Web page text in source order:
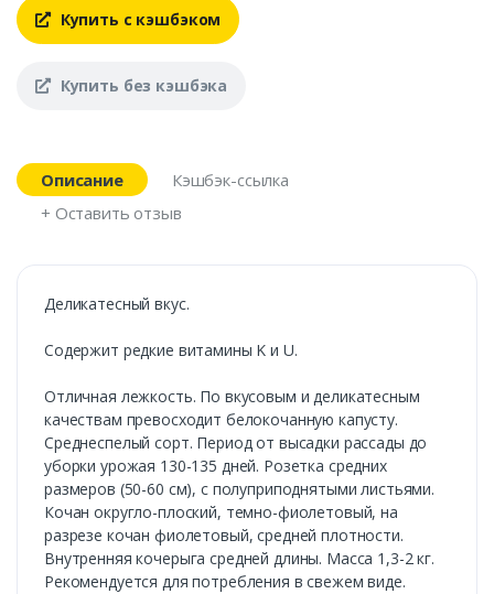
Купить с кэшбэком
Купить без кэшбэка
Описание
Кэшбэк-ссылка
+ Оставить отзыв
Деликатесный вкус.
Содержит редкие витамины K и U.
Отличная лежкость. По вкусовым и деликатесным
качествам превосходит белокочанную капусту.
Среднеспелый сорт. Период от высадки рассады до
уборки урожая 130-135 дней. Розетка средних
размеров (50-60 см), с полуприподнятыми листьями.
Кочан округло-плоский, темно-фиолетовый, на
разрезе кочан фиолетовый, средней плотности.
Внутренняя кочерыга средней длины. Масса 1,3-2 кг.
Рекомендуется для потребления в свежем виде.